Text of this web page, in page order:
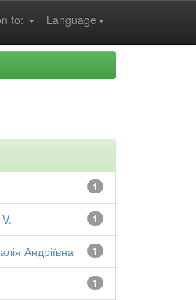
Language
to:
1
1
1
Андріївна
1